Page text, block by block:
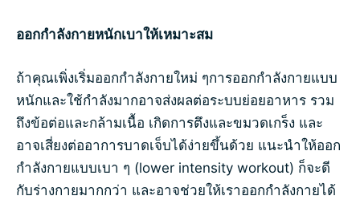
ออกกำลังกายหนักเบาให้เหมาะสม
ถ้าคุณเพิ่งเริ่มออกกำลังกายใหม่ ๆการออกกำลังกายแบบ
หนักและใช้กำลังมากอาจส่งผลต่อระบบย่อยอาหาร รวม
ถึงข้อต่อและกล้ามเนื้อ เกิดการตึงและขมวดเกร็ง และ
อาจเสี่ยงต่ออาการบาดเจ็บได้ง่ายขึ้นด้วย แนะนำให้ออก
กำลังกายแบบเบา ๆ (lower intensity workout) ก็จะดี
กับร่างกายมากกว่า และอาจช่วยให้เราออกกำลังกายได้